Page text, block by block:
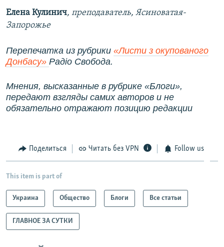
Елена Кулинич, преподаватель, Ясиноватая-
Запорожье
Перепечатка из рубрики «Листи з окупованого
Донбасу» Радіо Свобода.
Мнения, высказанные в рубрике «Блоги»,
передают взгляды самих авторов и не
обязательно отражают позицию редакции
Поделиться Читать без VPN Follow us
This item is part of
Украина Общество Блоги Все статьи
ГЛАВНОЕ ЗА СУТКИ